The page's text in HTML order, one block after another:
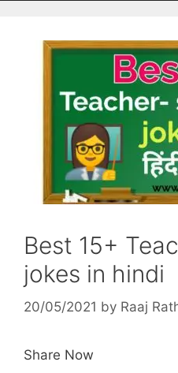
Best 15+
jokes in hindi
20/05/2021 by Raaj
Share Now